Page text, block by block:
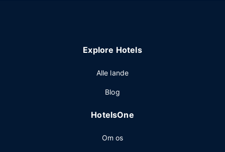
Explore Hotels
Alle lande
Blog
HotelsOne
Om os